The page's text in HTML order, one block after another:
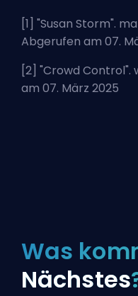
[1] "Susan Storm".
Abgerufen am 07.
[2] "Crowd Control".
am 07. März 2025
Was
Nächstes